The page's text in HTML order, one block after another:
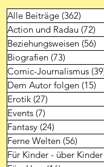
Alle Beiträge (362)
Action und Radau (72)
Beziehungsweisen (56)
Biografien (73)
Comic-Journalismus
Dem Autor folgen (15)
Erotik (27)
Events (7)
Fantasy (24)
Ferne Welten (56)
Für Kinder - über Kinder